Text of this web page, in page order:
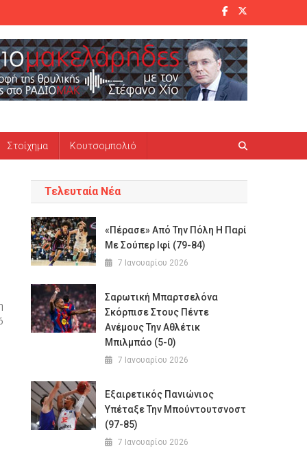
Στοίχημα Κουτσομπολιό
Τελευταία Νέα
«Πέρασε» Από Την Πόλη Η Παρί
Με Σούπερ Ιφί (79-84)
7 Ιανουαρίου 2026
Σαρωτική Μπαρτσελόνα
Σκόρπισε Στους Πέντε
Ανέμους Την Αθλέτικ
Μπιλμπάο (5-0)
7 Ιανουαρίου 2026
Εξαιρετικός Πανιώνιος
Υπέταξε Την Μπούντουτσνοστ
(97-85)
7 Ιανουαρίου 2026